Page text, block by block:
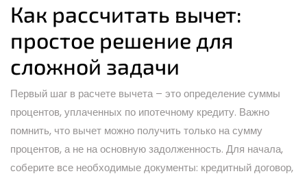
Как рассчитать вычет:
простое решение для
сложной задачи
Первый шаг в расчете вычета – это определение суммы
процентов, уплаченных по ипотечному кредиту. Важно
помнить, что вычет можно получить только на сумму
процентов, а не на основную задолженность. Для начала,
соберите все необходимые документы: кредитный договор,